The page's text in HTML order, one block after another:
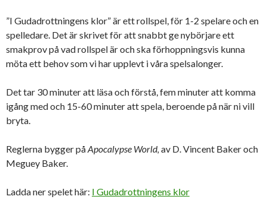
”I Gudadrottningens klor” är ett rollspel, för 1-2 spelare och en
spelledare. Det är skrivet för att snabbt ge nybörjare ett
smakprov på vad rollspel är och ska förhoppningsvis kunna
möta ett behov som vi har upplevt i våra spelsalonger.
Det tar 30 minuter att läsa och förstå, fem minuter att komma
igång med och 15-60 minuter att spela, beroende på när ni vill
bryta.
Reglerna bygger påApocalypse World, av D. Vincent Baker och
Meguey Baker.
Ladda ner spelet här: I Gudadrottningens klor